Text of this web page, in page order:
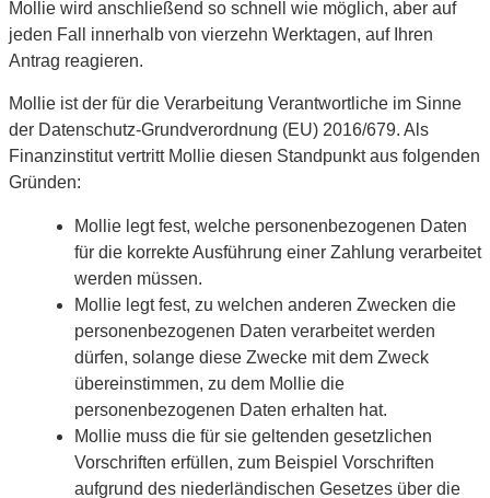
Mollie wird anschließend so schnell wie möglich, aber auf
jeden Fall innerhalb von vierzehn Werktagen, auf Ihren
Antrag reagieren.
Mollie ist der für die Verarbeitung Verantwortliche im Sinne
der Datenschutz-Grundverordnung (EU) 2016/679. Als
Finanzinstitut vertritt Mollie diesen Standpunkt aus folgenden
Gründen:
Mollie legt fest, welche personenbezogenen Daten
für die korrekte Ausführung einer Zahlung verarbeitet
werden müssen.
Mollie legt fest, zu welchen anderen Zwecken die
personenbezogenen Daten verarbeitet werden
dürfen, solange diese Zwecke mit dem Zweck
übereinstimmen, zu dem Mollie die
personenbezogenen Daten erhalten hat.
Mollie muss die für sie geltenden gesetzlichen
Vorschriften erfüllen, zum Beispiel Vorschriften
aufgrund des niederländischen Gesetzes über die